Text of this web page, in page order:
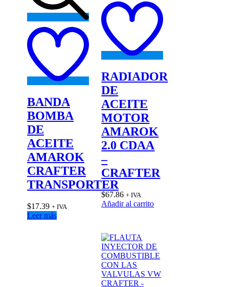
Add
wishlist
BANDA
BOMBA
DE
ACEITE
AMAROK
CRAFTER
TRANSPORTER
$17.39 + IVA
Leer más
wishlist
RADIADOR
DE
ACEITE
MOTOR
AMAROK
2.0 CDAA
–
CRAFTER
$67.86 + IVA
Añadir al carrito